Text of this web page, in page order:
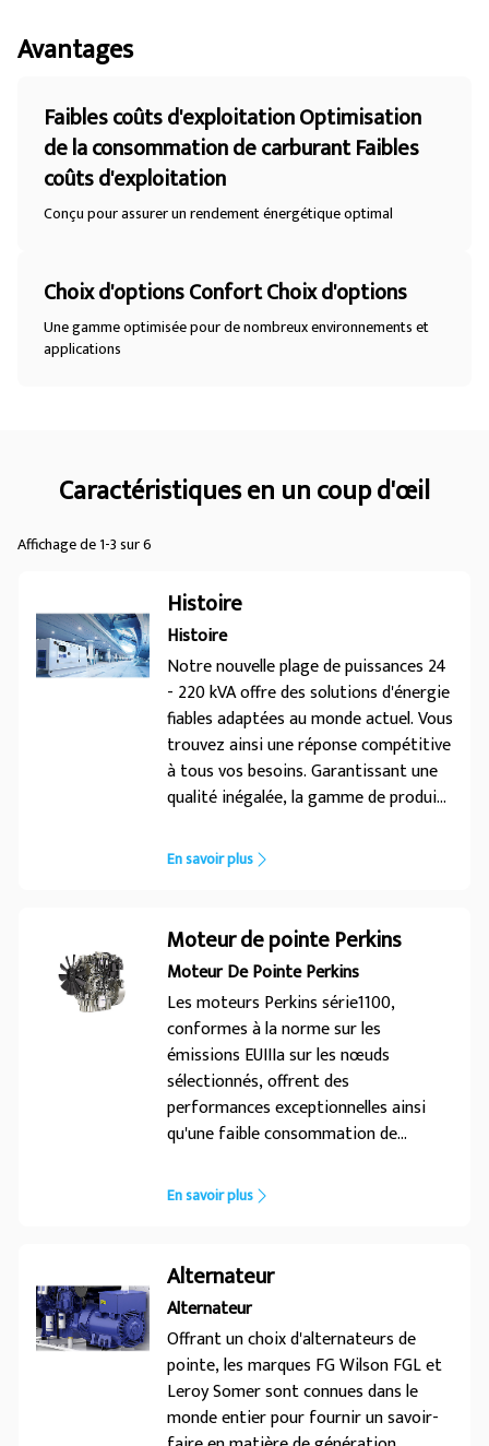
Avantages
Faibles coûts d'exploitation Optimisation
de la consommation de carburant Faibles
coûts d'exploitation
Conçu pour assurer un rendement énergétique optimal
Choix d'options Confort Choix d'options
Une gamme optimisée pour de nombreux environnements et
applications
Caractéristiques en un coup d'œil
Affichage de 1-3 sur 6
Histoire
Histoire
Notre nouvelle plage de puissances 24
- 220 kVA offre des solutions d'énergie
fiables adaptées au monde actuel. Vous
trouvez ainsi une réponse compétitive
à tous vos besoins. Garantissant une
qualité inégalée, la gamme de produits
performances éprouvées avec un
grand choix d'options. La gamme est
d'applications et d'environnements
divers. Faites confiance aux solutions
FGWilson, conçues pour le monde
d'aujourd'hui.
En savoir plus
Moteur de pointe Perkins
Moteur De Pointe Perkins
Les moteurs Perkins série1100,
conformes à la norme sur les
émissions EUIIIa sur les nœuds
sélectionnés, offrent des
performances exceptionnelles ainsi
qu'une faible consommation de
conçus et éprouvés sur le terrain pour
une large gamme d'applications. Grâce
carburant et d'huile, ainsi qu'à des
intervalles d'entretien de 500heures, le
moteur série1100 bénéficie d'une durée
de vie prolongée.
En savoir plus
Alternateur
Alternateur
Offrant un choix d'alternateurs de
pointe, les marques FG Wilson FGL et
Leroy Somer sont connues dans le
monde entier pour fournir un savoir-